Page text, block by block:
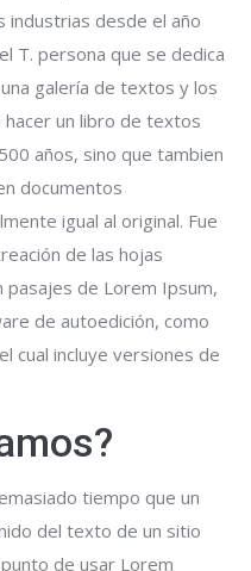
desde el año
T. persona que se dedica
galería de textos y los
un libro de textos
años, sino que tambien
documentos
igual al original. Fue
de las hojas
pasajes de Lorem Ipsum,
de autoedición, como
cual incluye versiones de
tiempo que un
del texto de un sitio
de usar Lorem